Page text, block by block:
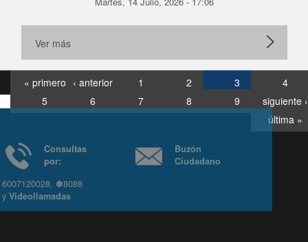
Ver más
« primero ‹ anterior 1 2 3
4
5
6 7 8 9
siguiente ›
última »
Consultas
6007120028, ✽8088
yVideollamadas
Ciudadano